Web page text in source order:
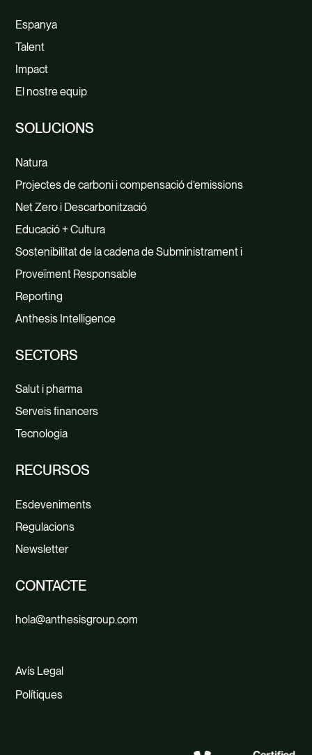
Espanya
Talent
Impact
El nostre equip
SOLUCIONS
Natura
Projectes de carboni i compensació d’emissions
Net Zero i Descarbonització
Educació + Cultura
Sostenibilitat de la cadena de Subministrament i
Proveïment Responsable
Reporting
Anthesis Intelligence
SECTORS
Salut i pharma
Serveis financers
Tecnologia
RECURSOS
Esdeveniments
Regulacions
Newsletter
CONTACTE
hola@anthesisgroup.com
Avís Legal
Polítiques